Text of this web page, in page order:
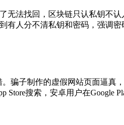
法找回，区块链只认私钥不
有人分不清私钥和密码，强调密
骗子制作的虚假网站页面逼
搜索，安卓用户在Google